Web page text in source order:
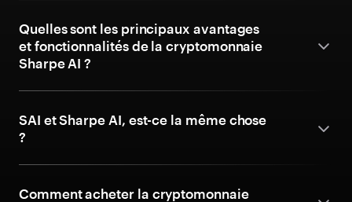
Quelles sont les principaux avantages
et fonctionnalités de la cryptomonnaie
Sharpe AI ?
SAI et Sharpe AI, est-ce la même chose
?
Comment acheter la cryptomonnaie